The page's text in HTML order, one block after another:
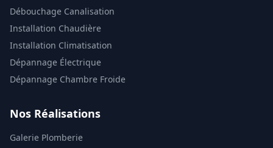
Débouchage Canalisation
Installation Chaudière
Installation Climatisation
Dépannage Électrique
Dépannage Chambre Froide
Nos Réalisations
Galerie Plomberie